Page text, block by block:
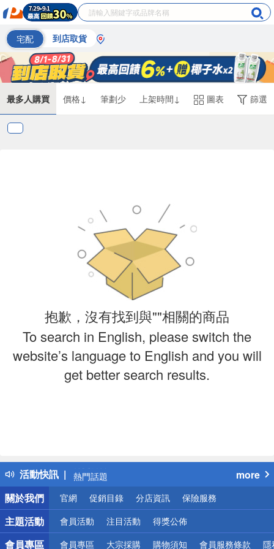
宅配 到店取貨
最多人購買 價格↓ 筆劃少 上架時間↓ 圖表 篩選
抱歉，沒有找到與""相關的商品
To search in English, please switch the
website’s language to English and you will
get better search results.
活動快訊
得獎公告
熱門話題
銀行優惠
偏遠地區配送
詐騙網頁！請小心！
more
關於我們
官網 促銷目錄 分店資訊 保險服務
主題活動 會員活動 注目活動 得獎公佈
會員專區 會員專區 大宗採購 購物須知 會員服務條款 隱